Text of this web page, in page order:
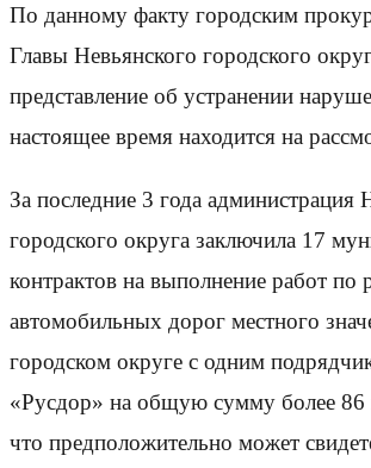
По данному факту городским
Главы Невьянского городского
представление об устранении
настоящее время находится на
За последние 3 года администрация
городского округа заключила 17
контрактов на выполнение работ по
автомобильных дорог местного
городском округе с одним
«Русдор» на общую сумму более 86
что предположительно может